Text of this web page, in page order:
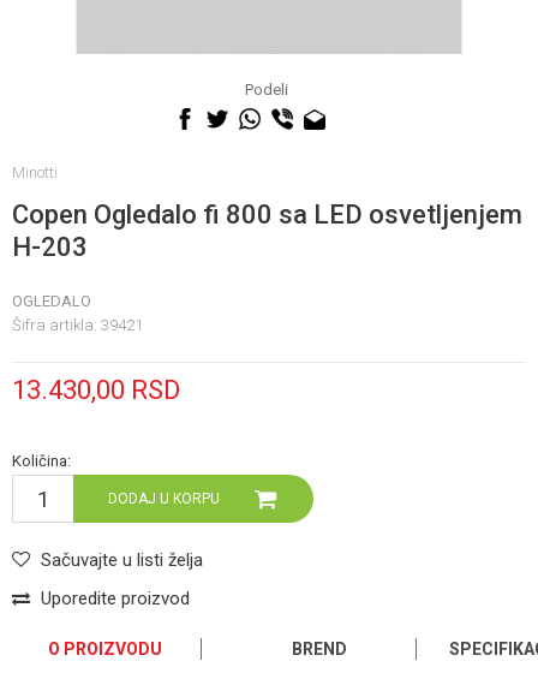
Podeli
Minotti
Copen Ogledalo fi 800 sa LED osvetljenjem
H-203
OGLEDALO
Šifra artikla: 39421
13.430,00 RSD
Količina:
DODAJ U KORPU
Sačuvajte u listi želja
Uporedite proizvod
O PROIZVODU BREND